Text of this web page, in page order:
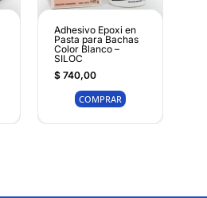
Adhesivo Epoxi en
Pasta para Bachas
Color Blanco –
SILOC
$740,00
COMPRAR